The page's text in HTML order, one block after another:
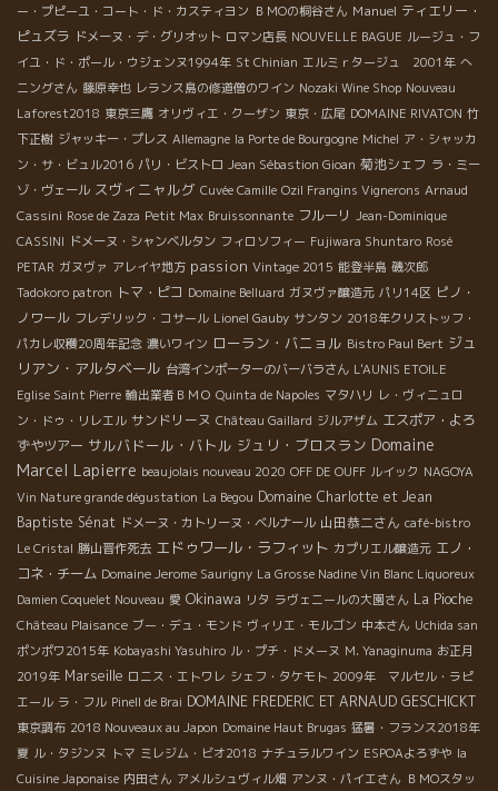
ー・プピーユ・コート・ド・カスティヨン ＢＭОの桐谷さん Manuel ティエリー・
ピュズラ ドメーヌ・デ・グリオット ロマン店長 NOUVELLE BAGUE ルージュ・フ
イユ・ド・ポール・ウジェンヌ1994年 St Chinian エルミｒタージュ 2001年 へ
ニングさん 藤原幸也 レランス島の修道僧のワイン Nozaki Wine Shop Nouveau
Laforest2018 東京三鷹 オリヴィエ・クーザン 東京・広尾 DOMAINE RIVATON 竹
下正樹 ジャッキー・プレス Allemagne la Porte de Bourgogne Michel ア・シャッカ
ン・サ・ビュル2016 パリ・ビストロ Jean Sébastion Gioan 菊池シェフ ラ・ミー
ゾ・ヴェール スヴィニャルグ Cuvée Camille Ozil Frangins Vignerons Arnaud
Cassini Rose de Zaza Petit Max Bruissonnante フルーリ Jean-Dominique
CASSINI ドメーヌ・シャンベルタン フィロソフィー Fujiwara Shuntaro Rosé
PETAR ガヌヴァ アレイヤ地方 passion Vintage 2015 能登半島 磯次郎
Tadokoro patron トマ・ピコ Domaine Belluard ガヌヴァ醸造元 パリ14区 ピノ・
ノワール フレデリック・コサール Lionel Gauby サンタン 2018年クリストッフ・
パカレ収穫20周年記念 濃いワイン ローラン・バニョル Bistro Paul Bert ジュ
リアン・アルタベール 台湾インポーターのバーバラさん L'AUNIS ETOILE
Eglise Saint Pierre 輸出業者ＢＭＯ Quinta de Napoles マタハリ レ・ヴィニュロ
ン・ドゥ・リレエル サンドリーヌ Château Gaillard ジルアザム エスポア・よろ
ずやツアー サルバドール・バトル ジュリ・ブロスラン Domaine
Marcel Lapierre beaujolais nouveau 2020 OFF DE OUFF ルイック NAGOYA
Vin Nature grande dégustation La Begou Domaine Charlotte et Jean
Baptiste Sénat ドメーヌ・カトリーヌ・ベルナール 山田恭二さん café-bistro
Le Cristal 勝山晋作死去 エドゥワール・ラフィット カプリエル醸造元 エノ・
コネ・チーム Domaine Jerome Saurigny La Grosse Nadine Vin Blanc Liquoreux
Damien Coquelet Nouveau 愛 Okinawa リタ ラヴェニールの大園さん La Pioche
Château Plaisance ブー・デュ・モンド ヴィリエ・モルゴン 中本さん Uchida san
ポンポワ2015年 Kobayashi Yasuhiro ル・プチ・ドメーヌ M. Yanaginuma お正月
2019年 Marseille ロニス・エトワレ シェフ・タケモト 2009年 マルセル・ラピ
エール ラ・フル Pinell de Brai DOMAINE FREDERIC ET ARNAUD GESCHICKT
東京調布 2018 Nouveaux au Japon Domaine Haut Brugas 猛暑・フランス2018年
夏 ル・タジンヌ トマ ミレジム・ビオ2018 ナチュラルワイン ESPOAよろずや la
Cuisine Japonaise 内田さん アメルシュヴィル畑 アンヌ・パイエさん ＢＭОスタッ